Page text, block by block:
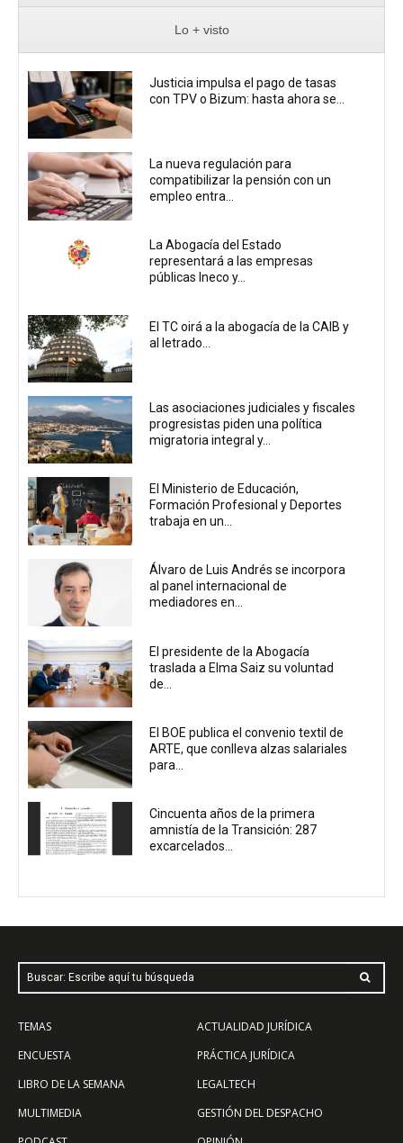
Lo + visto
Justicia impulsa el pago de tasas
con TPV o Bizum: hasta ahora se...
La nueva regulación para
compatibilizar la pensión con un
empleo entra...
La Abogacía del Estado
representará a las empresas
públicas Ineco y...
El TC oirá a la abogacía de la CAIB y
al letrado...
Las asociaciones judiciales y fiscales
progresistas piden una política
migratoria integral y...
El Ministerio de Educación,
Formación Profesional y Deportes
trabaja en un...
Álvaro de Luis Andrés se incorpora
al panel internacional de
mediadores en...
El presidente de la Abogacía
traslada a Elma Saiz su voluntad
de...
El BOE publica el convenio textil de
ARTE, que conlleva alzas salariales
para...
Cincuenta años de la primera
amnistía de la Transición: 287
excarcelados...
Buscar: Escribe aquí tu búsqueda
TEMAS
ENCUESTA
LIBRO DE LA SEMANA
MULTIMEDIA
ACTUALIDAD JURÍDICA
PRÁCTICA JURÍDICA
LEGALTECH
GESTIÓN DEL DESPACHO